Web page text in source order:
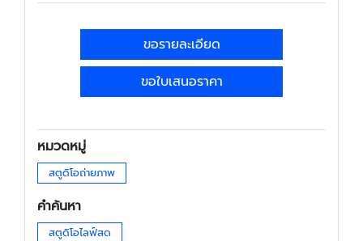
ขอรายละเอียด
ขอใบเสนอราคา
หมวดหมู่
สตูดิโอถ่ายภาพ
คำค้นหา
สตูดิโอไลฟ์สด